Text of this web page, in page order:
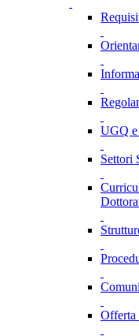
UGQ
Settori
Offerta